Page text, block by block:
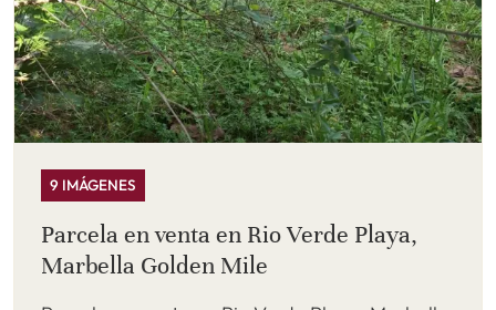
9 IMÁGENES
Parcela en venta en Rio Verde Playa,
Marbella Golden Mile